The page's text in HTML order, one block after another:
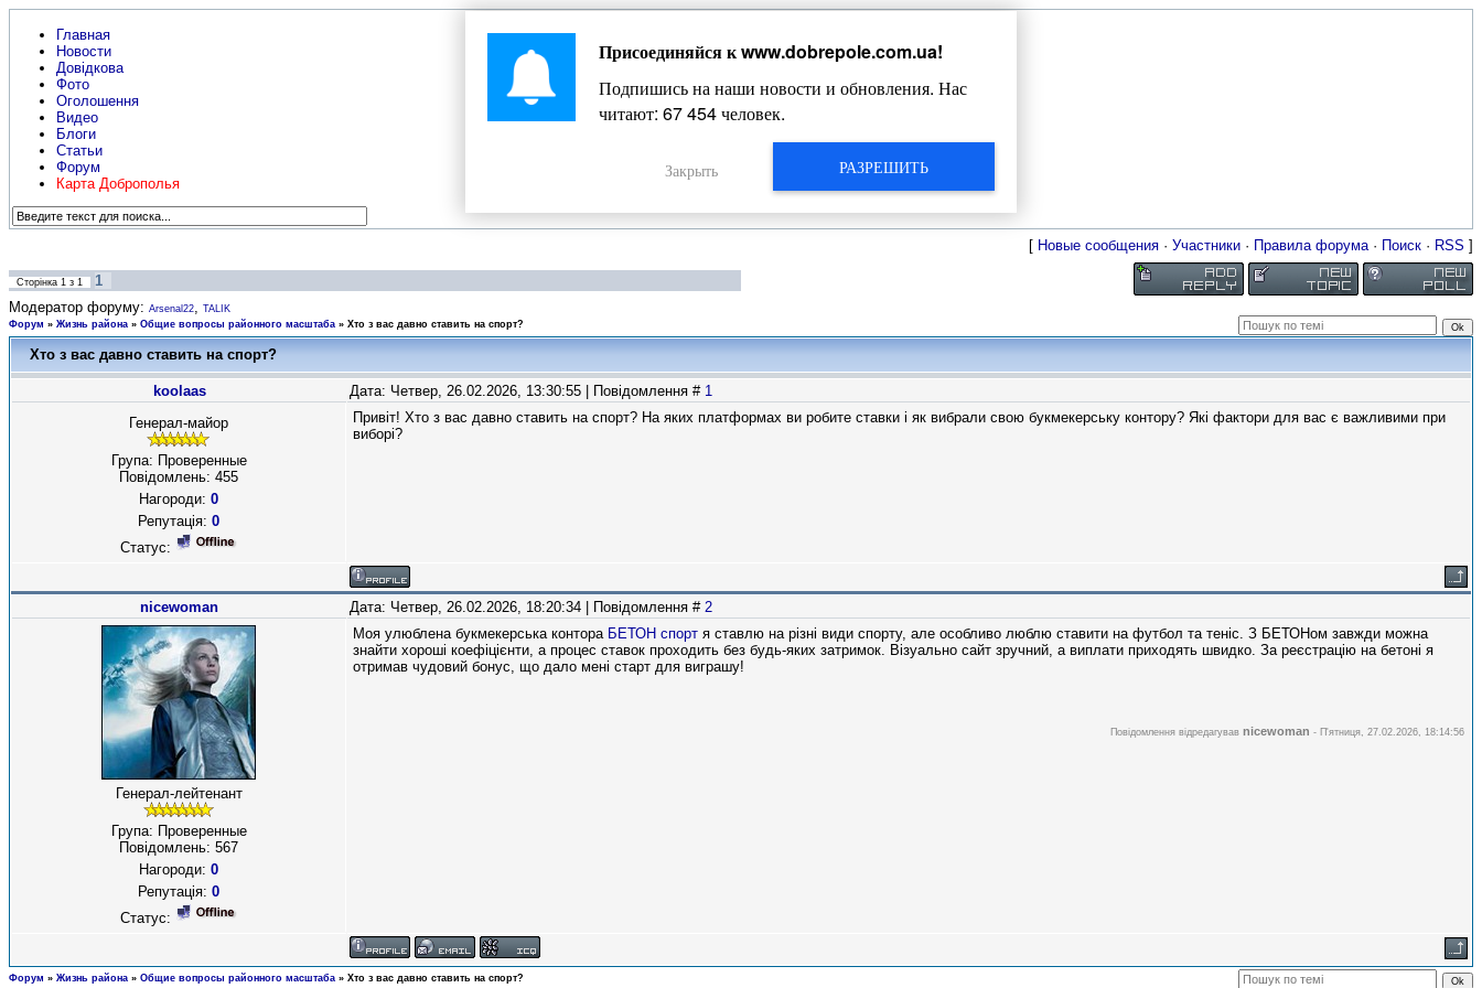
Главная
Новости
Довідкова
Фото
Оголошення
Видео
Блоги
Статьи
Форум
Карта Доброполья
Жизнь Добропольского края
[ Новые сообщения · Участники · Правила форума· Поиск · RSS ]
Сторінка 1 з 1
1
Модератор форуму: Arsenal22, TALIK
Форум » Жизнь района » Общие вопросы районного масштаба » Хто з вас давно ставить на спорт?
Хто з вас давно ставить на спорт?
koolaas Дата: Четвер, 26.02.2026, 13:30:55 | Повідомлення # 1
Генерал-майор
Група: Проверенные
Повідомлень: 455
Нагороди: 0
Репутація: 0
Статус:
Привіт! Хто з вас давно ставить на спорт? На яких платформах ви робите ставки і як вибрали свою букмекерську контору? Які фактори для вас є важливими при
виборі?
nicewoman Дата: Четвер, 26.02.2026, 18:20:34 | Повідомлення # 2
Генерал-лейтенант
Група: Проверенные
Повідомлень: 567
Нагороди: 0
Репутація: 0
Статус:
Моя улюблена букмекерська контора БЕТОН спорт я ставлю на різні види спорту, але особливо люблю ставити на футбол та теніс. З БЕТОНом завжди можна
знайти хороші коефіцієнти, а процес ставок проходить без будь-яких затримок. Візуально сайт зручний, а виплати приходять швидко. За реєстрацію на бетоні я
отримав чудовий бонус, що дало мені старт для виграшу!
Повідомлення відредагував nicewoman - П'ятниця, 27.02.2026, 18:14:56
Форум » Жизнь района » Общие вопросы районного масштаба » Хто з вас давно ставить на спорт?
Присоединяйся кwww.dobrepole.com.ua!
Подпишись на наши новости и обновления. Нас
читают: 67 454человек.
РАЗРЕШИТЬ
Закрыть